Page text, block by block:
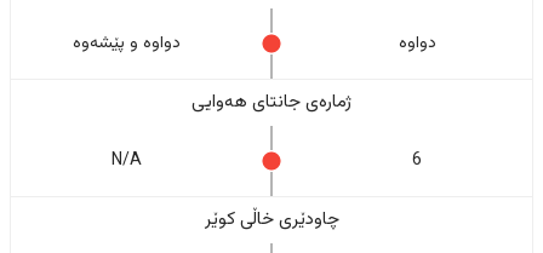
دواوە دواوە و پێشەوە
ژمارەی جانتای هەوایی
6
N/A
چاودێری خاڵی کوێر